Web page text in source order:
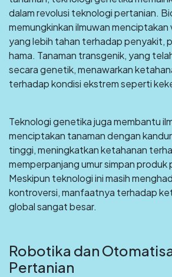
dalam revolusi teknologi pertanian.
memungkinkan ilmuwan
yang lebih tahan terhadap penyakit,
hama. Tanaman transgenik, yang
secara genetik, menawarkan
terhadap kondisi ekstrem seperti
Teknologi genetika juga membantu
menciptakan tanaman dengan
tinggi, meningkatkan ketahanan
memperpanjang umur simpan produk
Meskipun teknologi ini masih
kontroversi, manfaatnya terhadap
global sangat besar.
Robotika dan
Pertanian